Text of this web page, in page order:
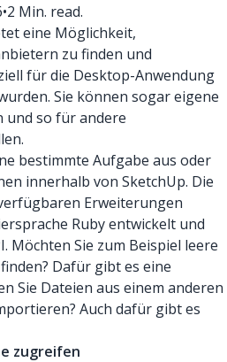
•2 Min. read.
eine Möglichkeit,
zu finden und
für die Desktop-Anwendung
Sie können sogar eigene
und so für andere
bestimmte Aufgabe aus oder
innerhalb von SketchUp. Die
Erweiterungen
Ruby entwickelt und
Möchten Sie zum Beispiel leere
Dafür gibt es eine
Sie Dateien aus einem anderen
Auch dafür gibt es
zugreifen